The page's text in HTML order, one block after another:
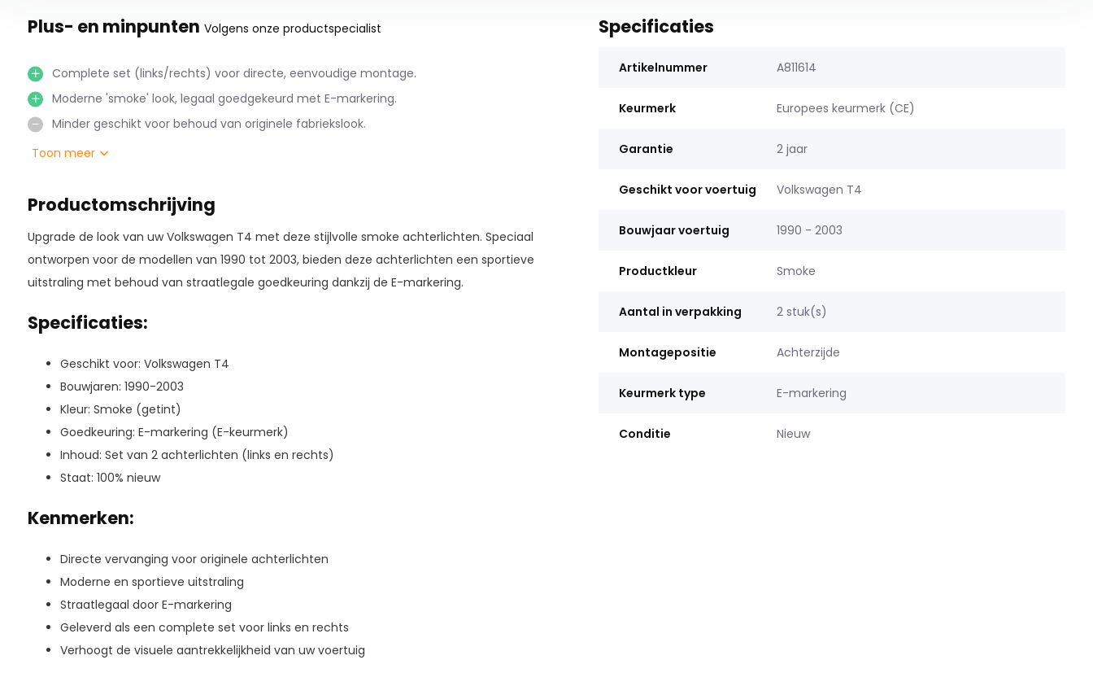
Plus- en minpunten Volgens onze productspecialist
Complete set (links/rechts) voor directe, eenvoudige montage.
Moderne 'smoke' look, legaal goedgekeurd met E-markering.
Minder geschikt voor behoud van originele fabriekslook.
Toon meer
Productomschrijving
Upgrade de look van uw Volkswagen T4 met deze stijlvolle smoke achterlichten. Speciaal
ontworpen voor de modellen van 1990 tot 2003, bieden deze achterlichten een sportieve
uitstraling met behoud van straatlegale goedkeuring dankzij de E-markering.
Specificaties:
Geschikt voor: Volkswagen T4
Bouwjaren: 1990-2003
Kleur: Smoke (getint)
Goedkeuring: E-markering (E-keurmerk)
Inhoud: Set van 2 achterlichten (links en rechts)
Staat: 100% nieuw
Kenmerken:
Directe vervanging voor originele achterlichten
Moderne en sportieve uitstraling
Straatlegaal door E-markering
Geleverd als een complete set voor links en rechts
Verhoogt de visuele aantrekkelijkheid van uw voertuig
Specificaties
Artikelnummer A811614
Keurmerk Europees keurmerk (CE)
Garantie 2 jaar
Geschikt voor voertuig Volkswagen T4
Bouwjaar voertuig 1990 - 2003
Productkleur Smoke
Aantal in verpakking 2 stuk(s)
Montagepositie Achterzijde
Keurmerk type E-markering
Conditie Nieuw